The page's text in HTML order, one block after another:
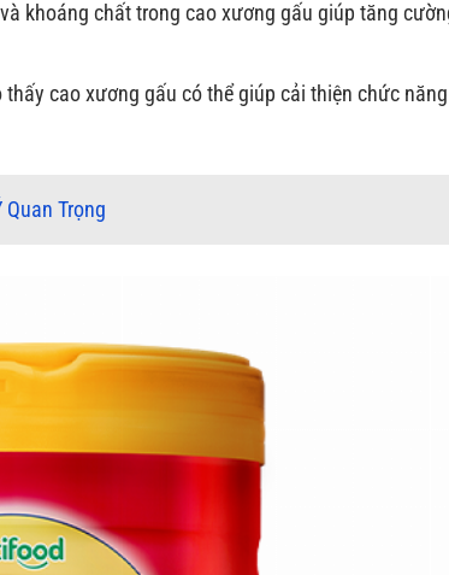
khoáng chất trong cao xương gấu giúp tăng
cao xương gấu có thể giúp cải thiện chức
Trọng